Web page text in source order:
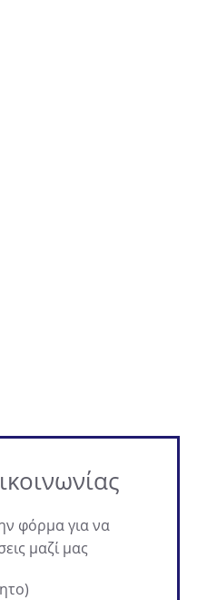
φόρμα για να
μαζί μας